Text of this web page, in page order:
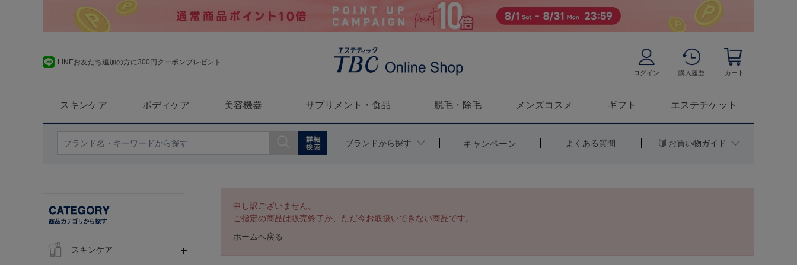
LINEお友だち追加の方に300円クーポンプレゼント
ログイン 購入履歴 カート
スキンケア ボディケア 美容機器 サプリメント・食品 脱毛・除毛 メンズコスメ ギフト エステチケット
ブランドから探す キャンペーン よくある質問 お買い物ガイド
スキンケア
申し訳ございません。
ご指定の商品は販売終了か、ただ今お取扱いできない商品です。
ホームへ戻る